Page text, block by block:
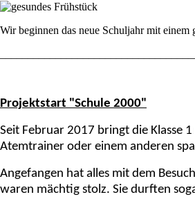
Wir beginnen das neue Schuljahr mit einem
Projektstart "Schule 2000"
Seit Februar 2017 bringt die Klasse
Atemtrainer oder einem anderen
Angefangen hat alles mit dem
waren mächtig stolz. Sie durften